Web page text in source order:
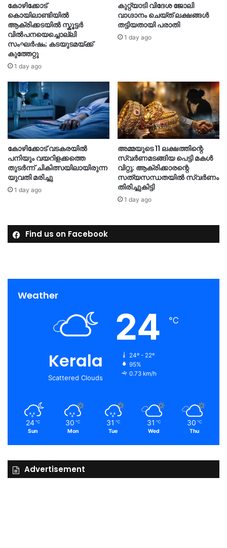
കോഴിക്കോട്
കൊയിലാണ്ടിയിൽ
ആക്രിക്കടയിൽ സ്കൂട്ടർ
വിൽപനയെച്ചൊല്ലി
സംഘർഷം; കടയുടമയ്ക്ക്
കുത്തേറ്റു
1 day ago
കുറ്റ്യാടി വിദേശ ജോലി
വാഗ്ദാനം ചെയ്ത് ലക്ഷങ്ങൾ
തട്ടിയതായി പരാതി
1 day ago
കോഴിക്കോട് വടകരയിൽ
പനിയും വയറിളക്കത്തെ
തുടർന്ന് ചികിത്സയിലായിരുന്ന
യുവതി മരിച്ചു
1 day ago
അമ്മയുടെ 11 ലക്ഷത്തിന്റെ
സ്വർണമടങ്ങിയ പെട്ടി മകൾ
വിറ്റു; ആക്രിക്കാരന്റെ
സത്യസന്ധതയിൽ സ്വർണം
തിരിച്ചുകിട്ടി
1 day ago
Find us on Facebook
Weather
Kerala
Scattered Clouds
24 ℃
24º - 22º
95%
0.73 km/h
24 ℃
Sun
30 ℃
Mon
31 ℃
Tue
31 ℃
Wed
30 ℃
Thu
Advertisement